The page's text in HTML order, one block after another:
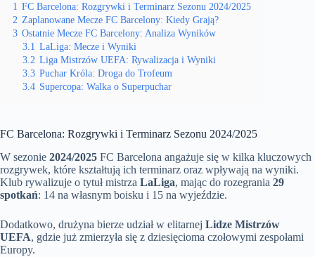
1 FC Barcelona: Rozgrywki i Terminarz Sezonu 2024/2025
2 Zaplanowane Mecze FC Barcelony: Kiedy Grają?
3 Ostatnie Mecze FC Barcelony: Analiza Wyników
3.1 LaLiga: Mecze i Wyniki
3.2 Liga Mistrzów UEFA: Rywalizacja i Wyniki
3.3 Puchar Króla: Droga do Trofeum
3.4 Supercopa: Walka o Superpuchar
FC Barcelona: Rozgrywki i Terminarz Sezonu 2024/2025
W sezonie 2024/2025 FC Barcelona angażuje się w kilka kluczowych
rozgrywek, które kształtują ich terminarz oraz wpływają na wyniki.
Klub rywalizuje o tytuł mistrza LaLiga, mając do rozegrania 29
spotkań: 14 na własnym boisku i 15 na wyjeździe.
Dodatkowo, drużyna bierze udział w elitarnej Lidze Mistrzów
UEFA, gdzie już zmierzyła się z dziesięcioma czołowymi zespołami
Europy.